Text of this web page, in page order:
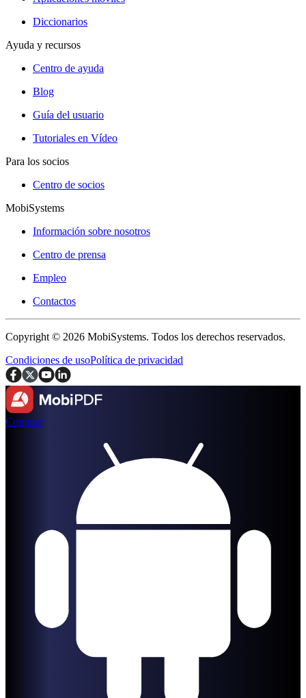
Diccionarios
Ayuda y recursos
Centro de ayuda
Blog
Guía del usuario
Tutoriales en Vídeo
Para los socios
Centro de socios
MobiSystems
Información sobre nosotros
Centro de prensa
Empleo
Contactos
Copyright © 2026 MobiSystems. Todos los derechos reservados.
Condiciones de usoPolítica de privacidad
Comprar